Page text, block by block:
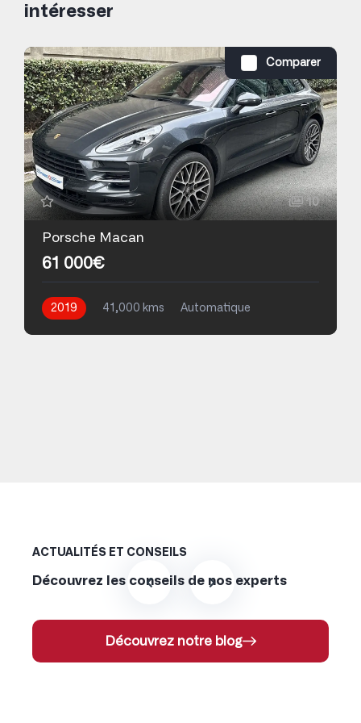
intéresser
Comparer
10
Porsche Macan
61 000€
2019 41,000 kms
Automatique
ACTUALITÉS ET CONSEILS
Découvrez les conseils de nos experts
Découvrez notre blog